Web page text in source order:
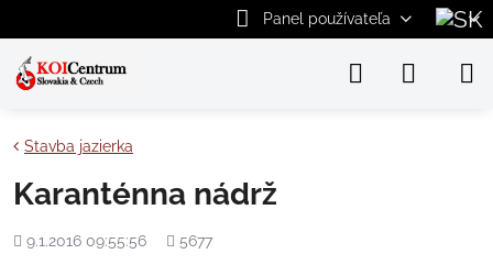
Panel používateľa
Stavba jazierka
Karanténna nádrž
Pridané
9.1.2016 09:55:56
Počet
5677